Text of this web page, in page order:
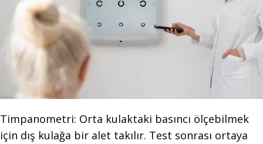
Timpanometri: Orta kulaktaki basıncı ölçebilmek
için dış kulağa bir alet takılır. Test sonrası ortaya